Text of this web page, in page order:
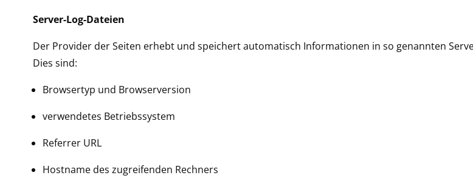
Server-Log-Dateien
Der Provider der Seiten erhebt und speichert automatisch Informationen in so genannten
Dies sind:
Browsertyp und Browserversion
verwendetes Betriebssystem
Referrer URL
Hostname des zugreifenden Rechners